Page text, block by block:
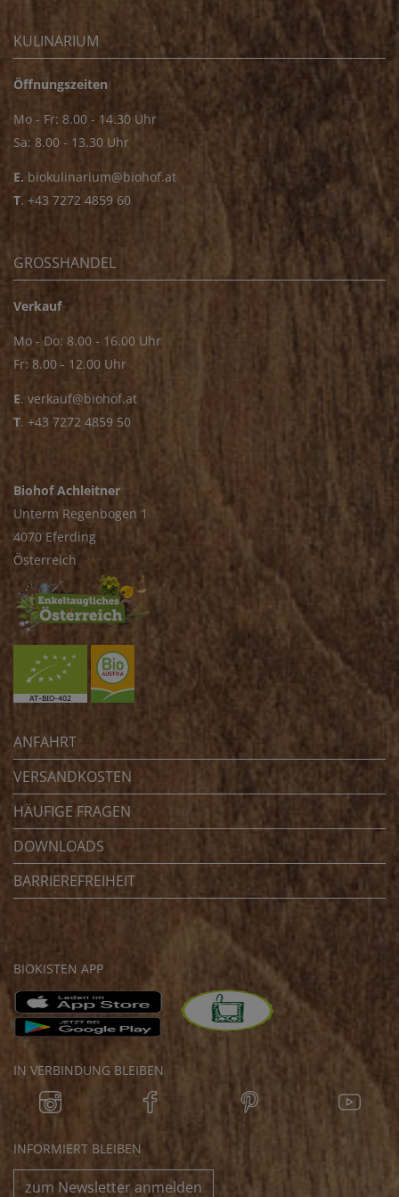
KULINARIUM
Öffnungszeiten
Mo - Fr: 8.00 - 14.30 Uhr
Sa: 8.00 - 13.30 Uhr
E. biokulinarium@biohof.at
T. +43 7272 4859 60
GROSSHANDEL
Verkauf
Mo - Do: 8.00 - 16.00 Uhr
Fr: 8.00 - 12.00 Uhr
E. verkauf@biohof.at
T. +43 7272 4859 50
Biohof Achleitner
Unterm Regenbogen 1
4070 Eferding
Österreich
ANFAHRT
VERSANDKOSTEN
HÄUFIGE FRAGEN
DOWNLOADS
BARRIEREFREIHEIT
BIOKISTEN APP
IN VERBINDUNG BLEIBEN
INFORMIERT BLEIBEN
zum Newsletter anmelden